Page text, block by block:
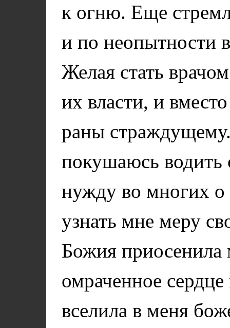
к огню. Еще
и по неопытности
Желая стать
их власти, и
раны
покушаюсь
нужду во многих о
узнать мне меру
Божия приосенила
омраченное
вселила в меня